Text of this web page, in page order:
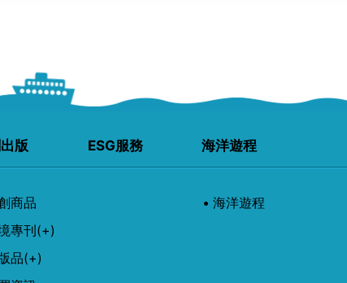
版
商品
專刊(+)
品(+)
ESG服務 海洋遊程
海洋遊程